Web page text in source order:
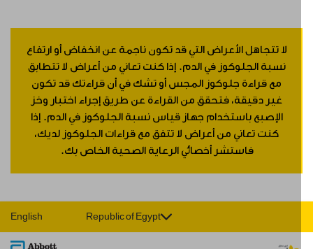
لا تتجاهل الأعراض التي قد تكون ناجمة عن انخفاض أو ارتفاع
نسبة الجلوكوز في الدم. إذا كنت تعاني من أعراض لا تتطابق
مع قراءة جلوكوز المجس أو تشك في أن قراءتك قد تكون
غير دقيقة، فتحقق من القراءة عن طريق إجراء اختبار وخز
الإصبع باستخدام جهاز قياس نسبة الجلوكوز في الدم. إذا
كنت تعاني من أعراض لا تتفق مع قراءات الجلوكوز لديك،
فاستشر أخصائي الرعاية الصحية الخاص بك.
Republic of Egypt
English